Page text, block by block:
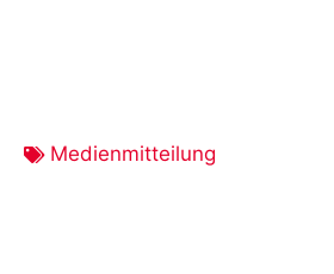
Medienmitteilung